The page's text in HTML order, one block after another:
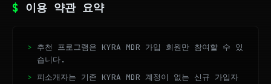
$ 이용 약관 요약
추천 프로그램은 KYRA MDR 가입 회원만 참여할 수 있
습니다.
피소개자는 기존 KYRA MDR 계정이 없는 신규 가입자